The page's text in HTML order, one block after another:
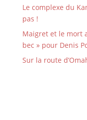
Le complexe du
pas !
Maigret et le mort
bec » pour Denis
Sur la route